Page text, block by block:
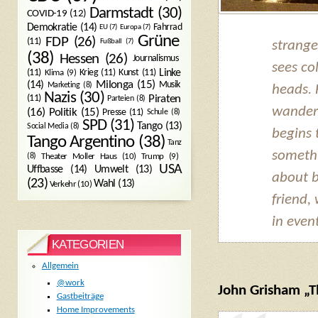
sees
heads.
begins
about
friend,
in
John Grisham
COVID-19 (12) Darmstadt (30)
Demokratie(14) EU(7) Europa(7) Fahrrad
(11)
FDP(26) Fußball (7)
Grüne
(38) Hessen (26) Journalismus
(11) Klima(9) Krieg(11) Kunst(11) Linke
(14) Marketing(8) Milonga(15) Musik
(11) Nazis(30) Parteien(8) Piraten
(16) Politik(15) Presse(11) Schule(8)
Social Media (8) SPD(31) Tango(13)
Tango Argentino(38) Tanz
(8)
Theater Moller Haus(10) Trump(9)
Uffbasse(14) Umwelt(13)
USA
(23) Verkehr(10) Wahl (13)
KATEGORIEN
Allgemein
@work
Gastbeiträge
Home Improvements